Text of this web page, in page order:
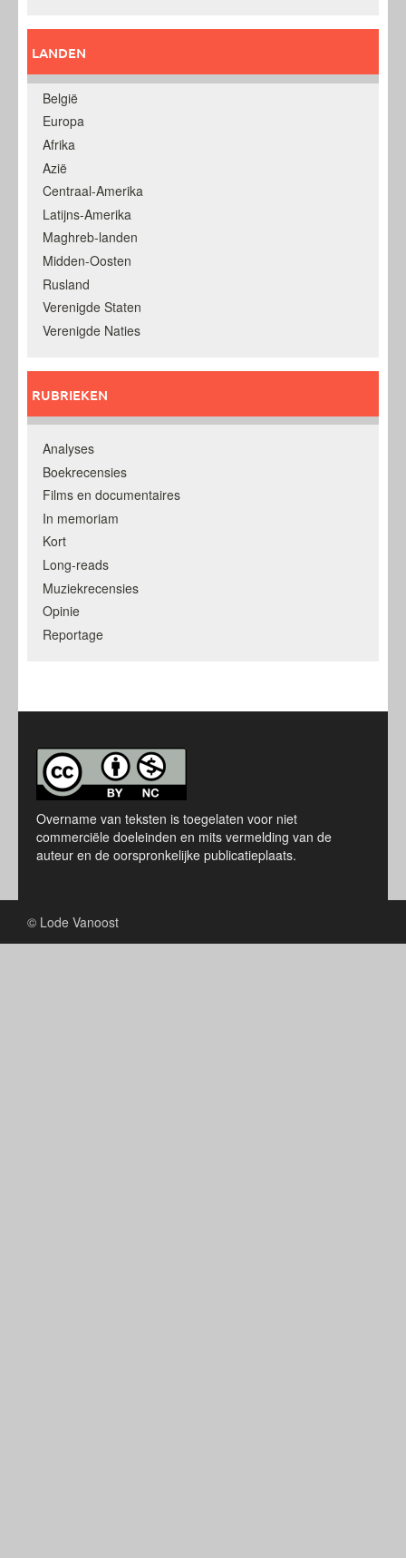
LANDEN
België
Europa
Afrika
Azië
Centraal-Amerika
Latijns-Amerika
Maghreb-landen
Midden-Oosten
Rusland
Verenigde Staten
Verenigde Naties
RUBRIEKEN
Analyses
Boekrecensies
Films en documentaires
In memoriam
Kort
Long-reads
Muziekrecensies
Opinie
Reportage
Overname van teksten is toegelaten voor niet
commerciële doeleinden en mits vermelding van de
auteur en de oorspronkelijke publicatieplaats.
© Lode Vanoost